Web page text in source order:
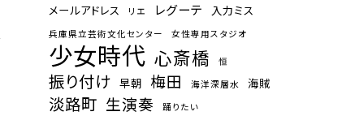
メールアドレス リエ レグーテ 入力ミス
兵庫県立芸術文化センター 女性専用スタジオ
少女時代 心斎橋 恒
振り付け 早朝 梅田 海洋深層水 海賊
淡路町 生演奏 踊りたい